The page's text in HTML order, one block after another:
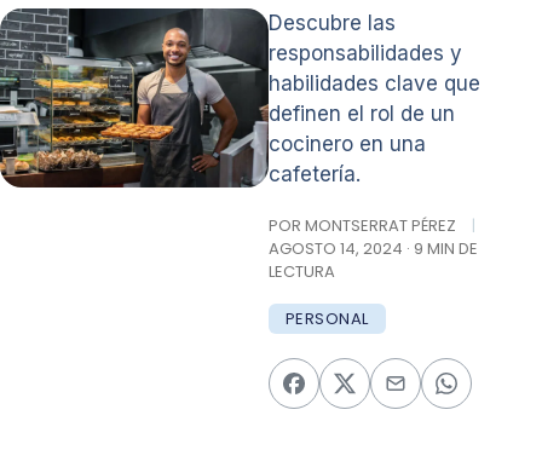
Descubre las
responsabilidades y
habilidades clave que
definen el rol de un
cocinero en una
cafetería.
POR MONTSERRAT PÉREZ
|
AGOSTO 14, 2024 · 9 MIN DE
LECTURA
PERSONAL